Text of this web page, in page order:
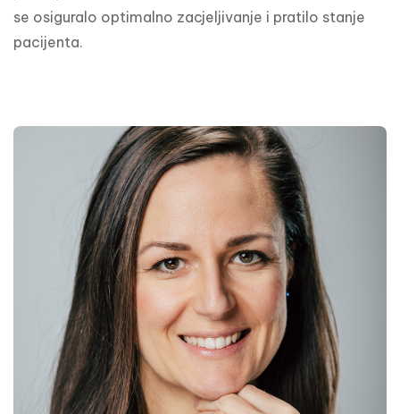
se osiguralo optimalno zacjeljivanje i pratilo stanje
pacijenta.